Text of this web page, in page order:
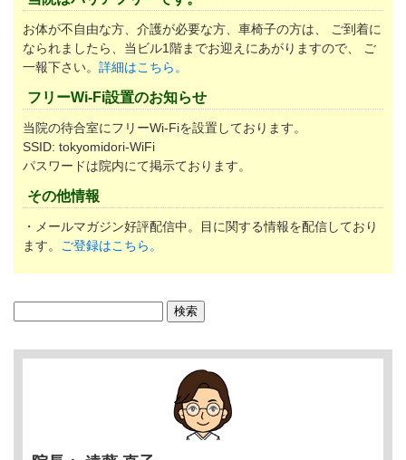
お体が不自由な方、介護が必要な方、車椅子の方は、 ご到着に
なられましたら、当ビル1階までお迎えにあがりますので、 ご
一報下さい。 詳細はこちら。
フリーWi-Fi設置のお知らせ
当院の待合室にフリーWi-Fiを設置しております。
SSID: tokyomidori-WiFi
パスワードは院内にて掲示ております。
その他情報
・メールマガジン好評配信中。目に関する情報を配信しており
ます。
ご登録はこちら。